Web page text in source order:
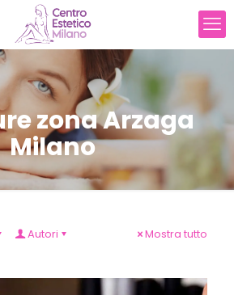
zona Arzaga
Milano
Autori Mostra tutto